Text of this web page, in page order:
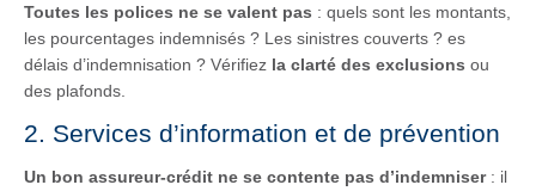
Toutes les polices ne se valent pas : quels sont les montants,
les pourcentages indemnisés ? Les sinistres couverts ? es
délais d’indemnisation ? Vérifiez la clarté des exclusions ou
des plafonds.
2. Services d’information et de prévention
Un bon assureur-crédit ne se contente pas d’indemniser: il